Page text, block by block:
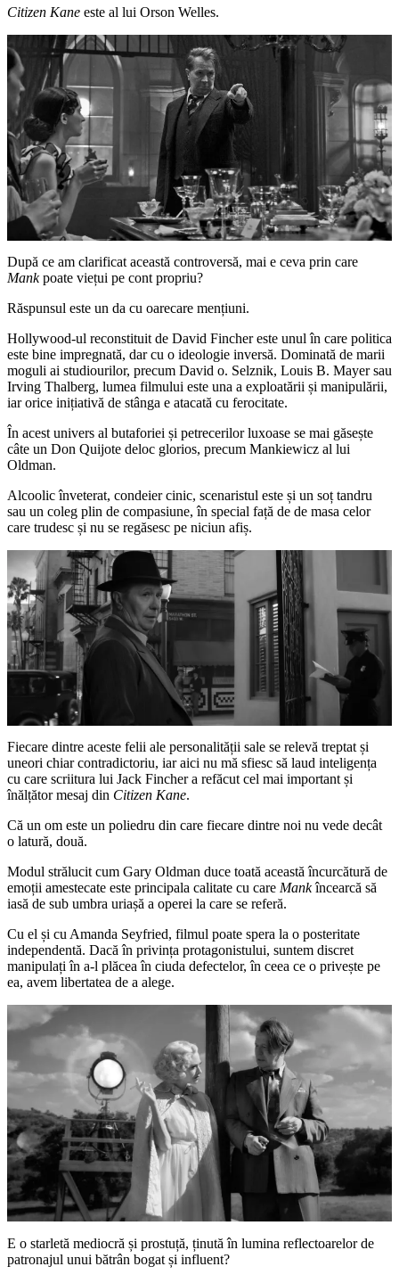
Citizen Kane este al lui Orson Welles.
După ce am clarificat această controversă, mai e ceva prin care
Mankpoate viețui pe cont propriu?
Răspunsul este un da cu oarecare mențiuni.
Hollywood-ul reconstituit de David Fincher este unul în care politica
este bine impregnată, dar cu o ideologie inversă. Dominată de marii
moguli ai studiourilor, precum David o. Selznik, Louis B. Mayer sau
Irving Thalberg, lumea filmului este una a exploatării și manipulării,
iar orice inițiativă de stânga e atacată cu ferocitate.
În acest univers al butaforiei și petrecerilor luxoase se mai găsește
câte un Don Quijote deloc glorios, precum Mankiewicz al lui
Oldman.
Alcoolic înveterat, condeier cinic, scenaristul este și un soț tandru
sau un coleg plin de compasiune, în special față de de masa celor
care trudesc și nu se regăsesc pe niciun afiș.
Fiecare dintre aceste felii ale personalității sale se relevă treptat și
uneori chiar contradictoriu, iar aici nu mă sfiesc să laud inteligența
cu care scriitura lui Jack Fincher a refăcut cel mai important și
înălțător mesaj din Citizen Kane.
Că un om este un poliedru din care fiecare dintre noi nu vede decât
o latură, două.
Modul strălucit cum Gary Oldman duce toată această încurcătură de
emoții amestecate este principala calitate cu care Mankîncearcă să
iasă de sub umbra uriașă a operei la care se referă.
Cu el și cu Amanda Seyfried, filmul poate spera la o posteritate
independentă. Dacă în privința protagonistului, suntem discret
manipulați în a-l plăcea în ciuda defectelor, în ceea ce o privește pe
ea, avem libertatea de a alege.
E o starletă mediocră și prostuță, ținută în lumina reflectoarelor de
patronajul unui bătrân bogat și influent?